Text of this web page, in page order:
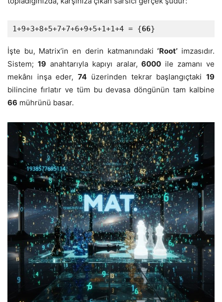
1+9+3+8+5+7+7+6+9+5+1+1+4 = {66}
İşte bu, Matrix’in en derin katmanındaki‘Root’ imzasıdır.
Sistem; 19anahtarıyla kapıyı aralar,6000 ile zamanı ve
mekânı inşa eder,74 üzerinden tekrar başlangıçtaki19
bilincine fırlatır ve tüm bu devasa döngünün tam kalbine
66 mührünü basar.